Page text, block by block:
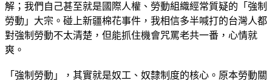
解；我們自己甚至就是國際人權、勞動組織經常質疑的「強制
勞動」大宗。碰上新疆棉花事件，我相信多半喊打的台灣人都
對強制勞動不太清楚，但能抓住機會咒罵老共一番，心情就
爽。
「強制勞動」，其實就是奴工、奴隸制度的核心。原本勞動關